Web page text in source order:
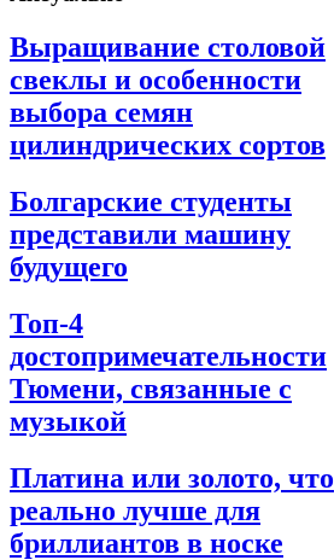
Выращивание столовой
свеклы и особенности
выбора семян
цилиндрических сортов
Болгарские студенты
представили машину
будущего
Топ-4
достопримечательности
Тюмени, связанные с
музыкой
Платина или золото, что
реально лучше для
бриллиантов в носке